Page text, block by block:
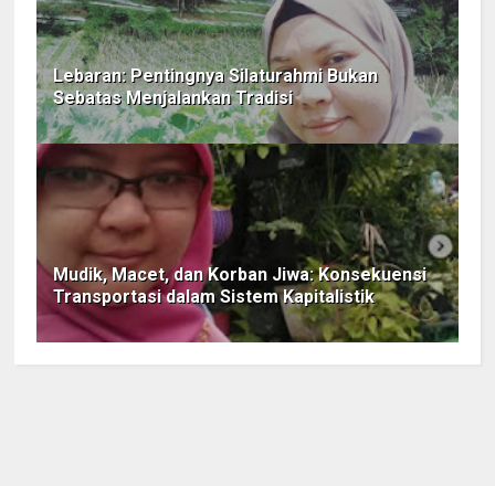
Lebaran: Pentingnya Silaturahmi Bukan
Sebatas Menjalankan Tradisi
Mudik, Macet, dan Korban Jiwa: Konsekuensi
Transportasi dalam Sistem Kapitalistik